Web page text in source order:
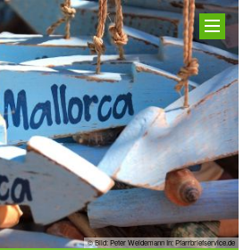
© Bild: Peter Weidemann In: Pfarrbriefservice.de